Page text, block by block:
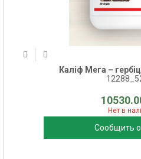
Каліф Мега –
Нет в
Сообщить